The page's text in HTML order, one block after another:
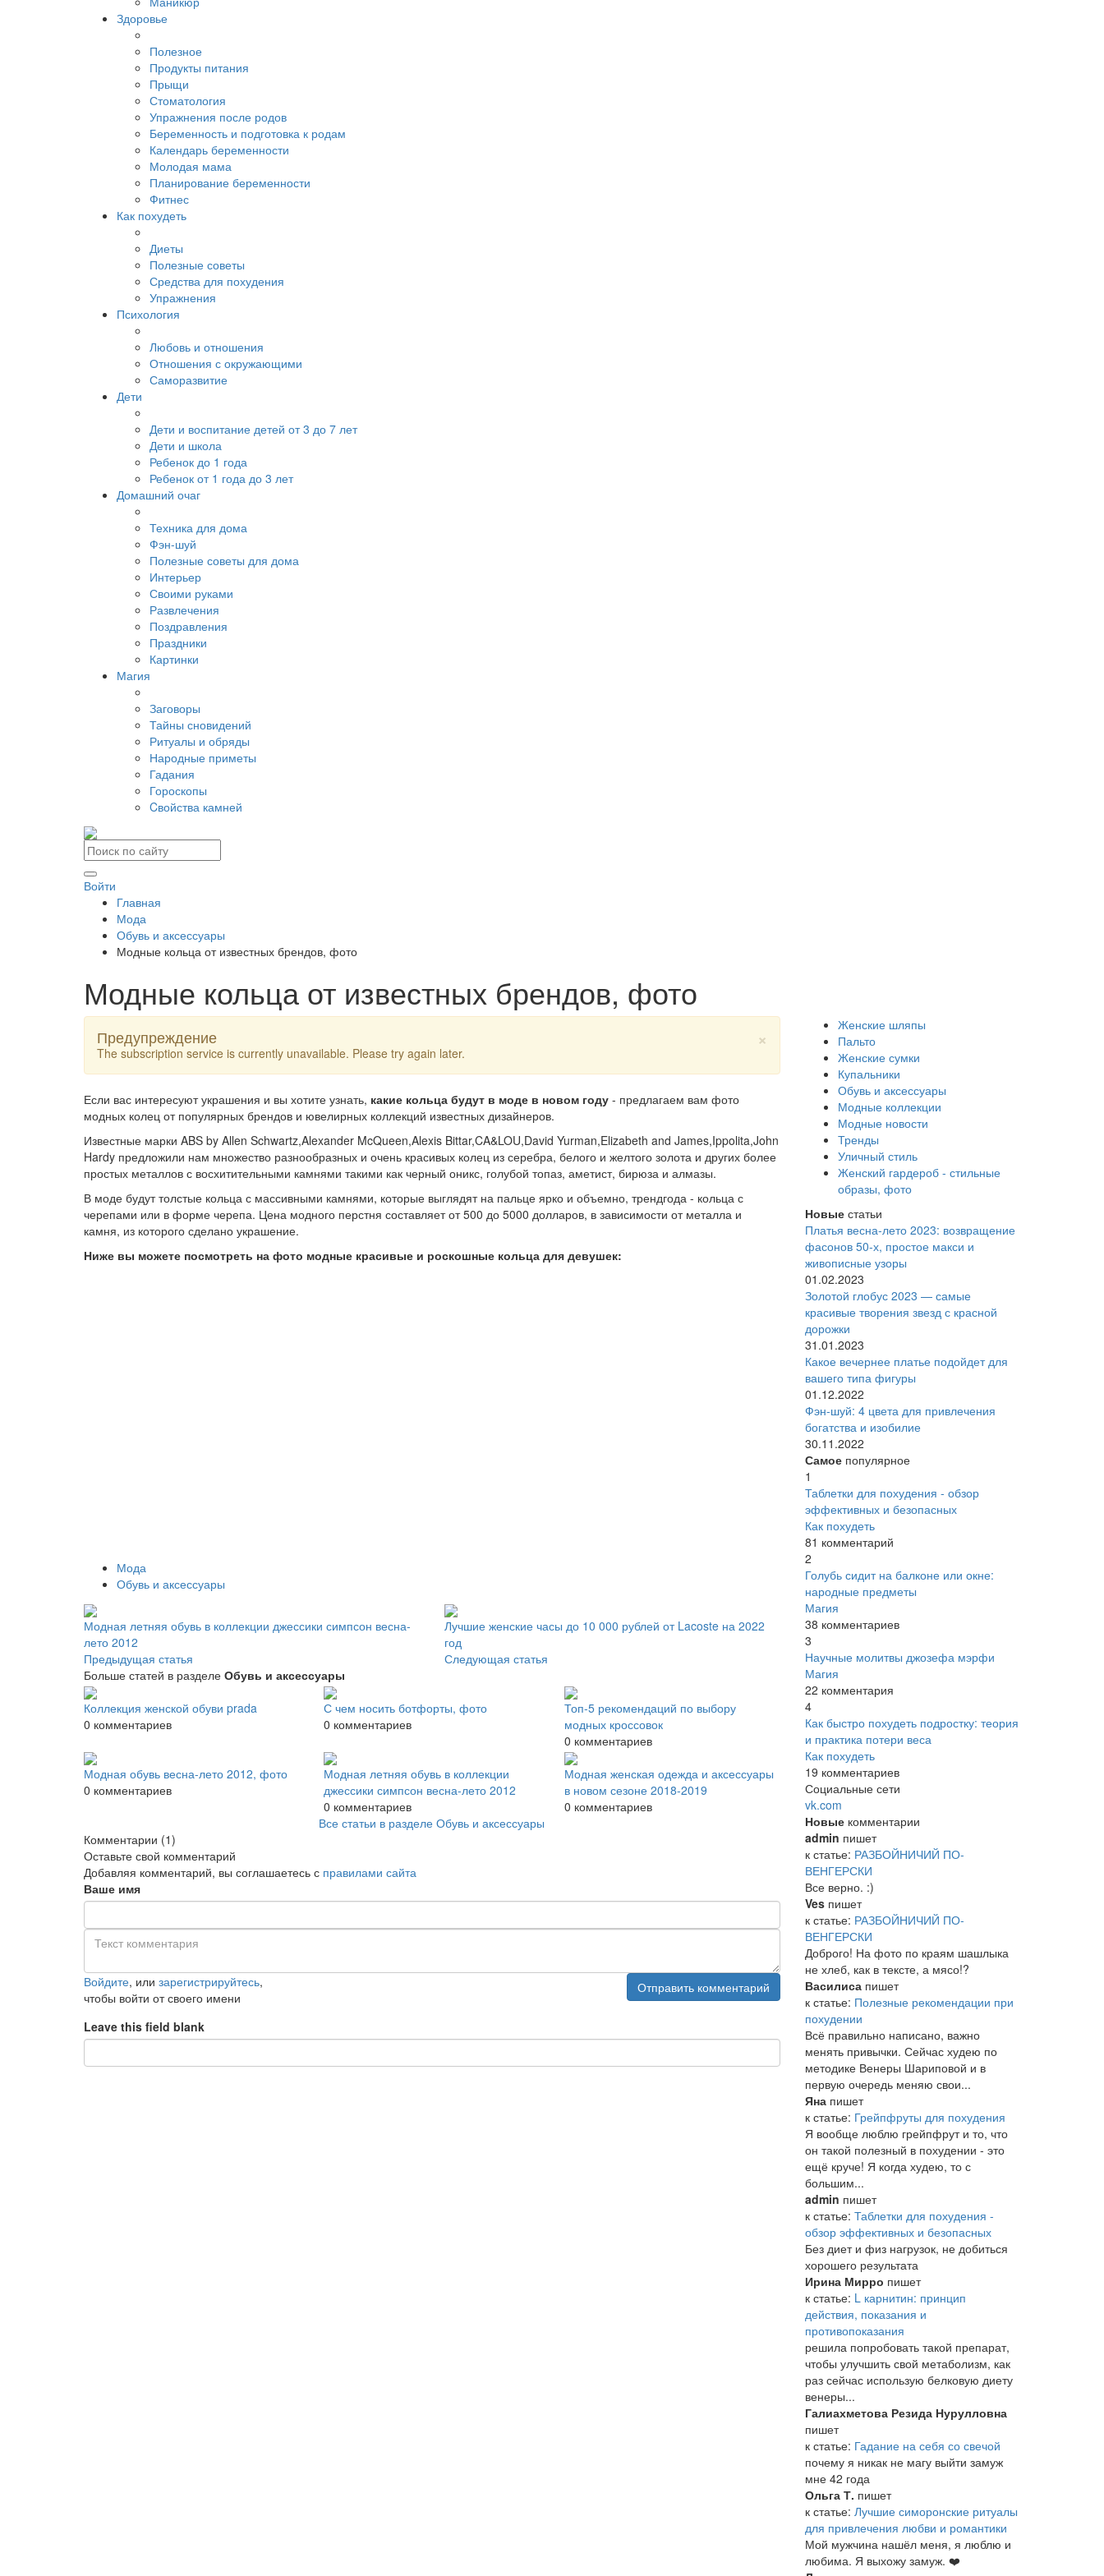
Здоровье
Полезное
Продукты питания
Прыщи
Стоматология
Упражнения после родов
Беременность и подготовка к родам
Календарь беременности
Молодая мама
Планирование беременности
Фитнес
Как похудеть
Диеты
Полезные советы
Средства для похудения
Упражнения
Психология
Любовь и отношения
Отношения с окружающими
Саморазвитие
Дети
Дети и воспитание детей от 3 до 7 лет
Дети и школа
Ребенок до 1 года
Ребенок от 1 года до 3 лет
Домашний очаг
Техника для дома
Фэн-шуй
Полезные советы для дома
Интерьер
Своими руками
Развлечения
Поздравления
Праздники
Картинки
Магия
Заговоры
Тайны сновидений
Ритуалы и обряды
Народные приметы
Гадания
Гороскопы
Cвойства камней
Войти
Главная
Мода
Обувь и аксессуары
Модные кольца от известных брендов, фото
Модные кольца от известных брендов, фото
×
Предупреждение
The subscription service is currently unavailable. Please try again later.
Если вас интересуют украшения и вы хотите узнать, какие кольца будут в моде в новом году - предлагаем вам фото
модных колец от популярных брендов и ювелирных коллекций известных дизайнеров.
Известные марки ABS by Allen Schwartz,Alexander McQueen,Alexis Bittar,CA&LOU,David Yurman,Elizabeth and James,Ippolita,John
Hardy предложили нам множество разнообразных и очень красивых колец из серебра, белого и желтого золота и других более
простых металлов с восхитительными камнями такими как черный оникс, голубой топаз, аметист, бирюза и алмазы.
В моде будут толстые кольца с массивными камнями, которые выглядят на пальце ярко и объемно, трендгода - кольца с
черепами или в форме черепа. Цена модного перстня составляет от 500 до 5000 долларов, в зависимости от металла и
камня, из которого сделано украшение.
Ниже вы можете посмотреть на фото модные красивые и роскошные кольца для девушек:
Мода
Обувь и аксессуары
Модная летняя обувь в коллекции джессики симпсон весна-
лето 2012
Предыдущая статья
Лучшие женские часы до 10 000 рублей от Lacoste на 2022
год
Следующая статья
Больше статей в разделе Обувь и аксессуары
Коллекция женской обуви prada
0 комментариев
С чем носить ботфорты, фото
0 комментариев
Топ-5 рекомендаций по выбору
модных кроссовок
0 комментариев
Модная обувь весна-лето 2012, фото
0 комментариев
Модная летняя обувь в коллекции
джессики симпсон весна-лето 2012
0 комментариев
Модная женская одежда и аксессуары
в новом сезоне 2018-2019
0 комментариев
Все статьи в разделе Обувь и аксессуары
Комментарии (1)
Оставьте свой комментарий
Добавляя комментарий, вы соглашаетесь с правилами сайта
Ваше имя
Войдите, или зарегистрируйтесь,
чтобы войти от своего имени
Отправить комментарий
Leave this field blank
Женские шляпы
Пальто
Женские сумки
Купальники
Обувь и аксессуары
Модные коллекции
Модные новости
Тренды
Уличный стиль
Женский гардероб - стильные
образы, фото
Новыестатьи
Платья весна-лето 2023: возвращение
фасонов 50-х, простое макси и
живописные узоры
01.02.2023
Золотой глобус 2023 — самые
красивые творения звезд с красной
дорожки
31.01.2023
Какое вечернее платье подойдет для
вашего типа фигуры
01.12.2022
Фэн-шуй: 4 цвета для привлечения
богатства и изобилие
30.11.2022
Самоепопулярное
1
Таблетки для похудения - обзор
эффективных и безопасных
Как похудеть
81 комментарий
2
Голубь сидит на балконе или окне:
народные предметы
Магия
38 комментариев
3
Научные молитвы джозефа мэрфи
Магия
22 комментария
4
Как быстро похудеть подростку: теория
и практика потери веса
Как похудеть
19 комментариев
Социальные сети
vk.com
Новыекомментарии
admin пишет
к статье: РАЗБОЙНИЧИЙ ПО-
ВЕНГЕРСКИ
Все верно. :)
Vesпишет
к статье: РАЗБОЙНИЧИЙ ПО-
ВЕНГЕРСКИ
Доброго! На фото по краям шашлыка
не хлеб, как в тексте, а мясо!?
Василисапишет
к статье: Полезные рекомендации при
похудении
Всё правильно написано, важно
менять привычки. Сейчас худею по
методике Венеры Шариповой и в
первую очередь меняю свои...
Янапишет
к статье: Грейпфруты для похудения
Я вообще люблю грейпфрут и то, что
он такой полезный в похудении - это
ещё круче! Я когда худею, то с
большим...
admin пишет
к статье: Таблетки для похудения -
обзор эффективных и безопасных
Без диет и физ нагрузок, не добиться
хорошего результата
Ирина Мирро пишет
к статье: L карнитин: принцип
действия, показания и
противопоказания
решила попробовать такой препарат,
чтобы улучшить свой метаболизм, как
раз сейчас использую белковую диету
венеры...
Галиахметова Резида Нурулловна
пишет
к статье: Гадание на себя со свечой
почему я никак не магу выйти замуж
мне 42 года
Ольга Т. пишет
к статье: Лучшие симоронские ритуалы
для привлечения любви и романтики
Мой мужчина нашёл меня, я люблю и
любима. Я выхожу замуж. ❤️